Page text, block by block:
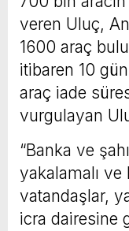
veren Uluç,
1600 araç
itibaren 10
araç iade
vurgulayan
“Banka ve
yakalamalı ve
vatandaşlar,
icra dairesine